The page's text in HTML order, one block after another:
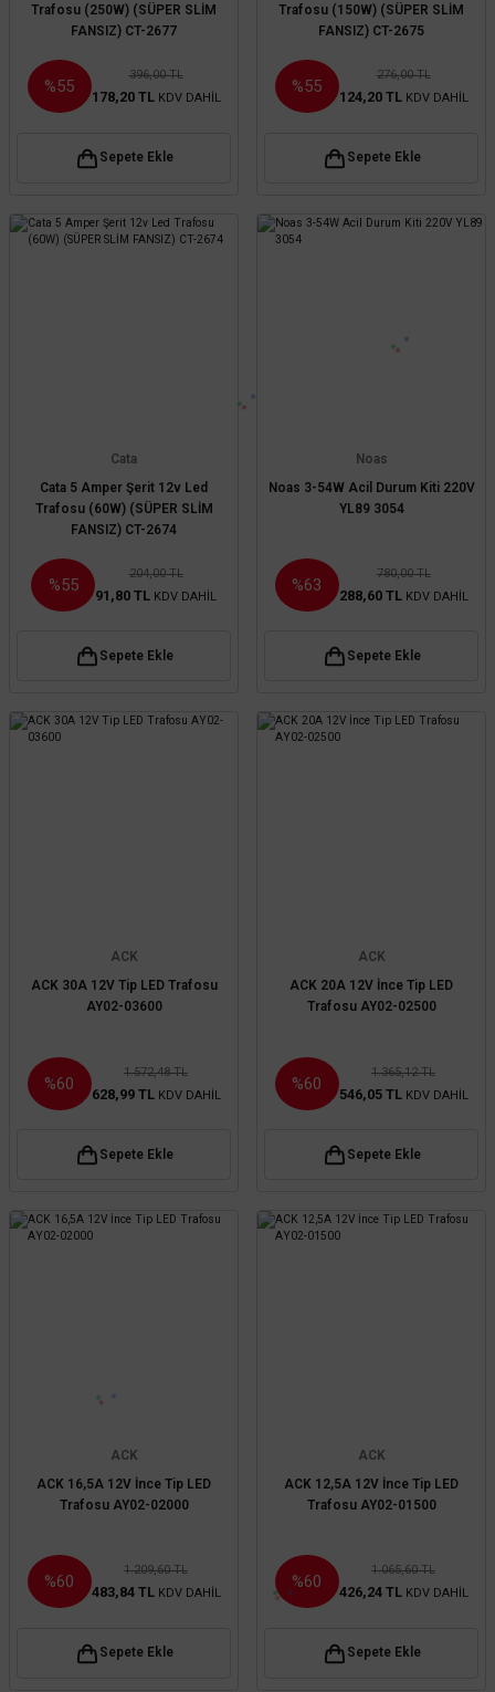
Trafosu (250W) (SÜPER SLİM
FANSIZ) CT-2677
%55
396,00 TL
178,20 TL KDV DAHİL
Sepete Ekle
Trafosu (150W) (SÜPER SLİM
FANSIZ) CT-2675
%55
276,00 TL
124,20 TL KDV DAHİL
Sepete Ekle
Cata
Cata 5 Amper Şerit 12v Led
Trafosu (60W) (SÜPER SLİM
FANSIZ) CT-2674
%55
204,00 TL
91,80 TL KDV DAHİL
Sepete Ekle
Noas
Noas 3-54W Acil Durum Kiti 220V
YL89 3054
%63
780,00 TL
288,60 TL KDV DAHİL
Sepete Ekle
ACK
ACK 30A 12V Tip LED Trafosu
AY02-03600
%60
1.572,48 TL
628,99 TL KDV DAHİL
Sepete Ekle
ACK
ACK 20A 12V İnce Tip LED
Trafosu AY02-02500
%60
1.365,12 TL
546,05 TL KDV DAHİL
Sepete Ekle
ACK
ACK 16,5A 12V İnce Tip LED
Trafosu AY02-02000
%60
1.209,60 TL
483,84 TL KDV DAHİL
Sepete Ekle
ACK
ACK 12,5A 12V İnce Tip LED
Trafosu AY02-01500
%60
1.065,60 TL
426,24 TL KDV DAHİL
Sepete Ekle